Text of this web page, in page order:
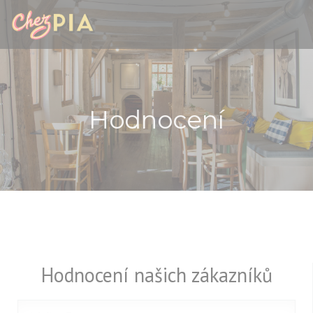
Panel pro správu cookies
Hodnocení
Hodnocení našich zákazníků